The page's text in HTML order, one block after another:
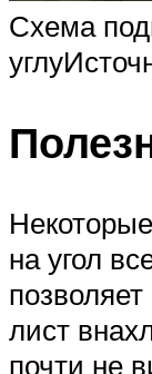
Схема
на угол
лист
почти не